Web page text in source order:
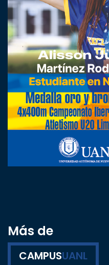
Más de
CAMPUSUANL